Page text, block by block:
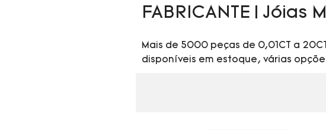
FABRICANTE | Jóias
Mais de 5000 peças de 0,01CT a
disponíveis em estoque, várias